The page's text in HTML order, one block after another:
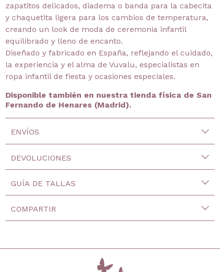
zapatitos delicados, diadema o banda para la cabecita
y chaquetita ligera para los cambios de temperatura,
creando un look de moda de ceremonia infantil
equilibrado y lleno de encanto.
Diseñado y fabricado en España, reflejando el cuidado,
la experiencia y el alma de Vuvalu, especialistas en
ropa infantil de fiesta y ocasiones especiales.
Disponible también en nuestra tienda física de San
Fernando de Henares (Madrid).
ENVÍOS
DEVOLUCIONES
GUÍA DE TALLAS
COMPARTIR